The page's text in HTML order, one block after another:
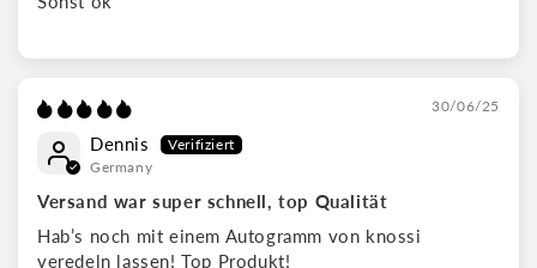
30/06/25
Dennis
Germany
Versand war super schnell, top Qualität
Hab’s noch mit einem Autogramm von knossi
veredeln lassen! Top Produkt!